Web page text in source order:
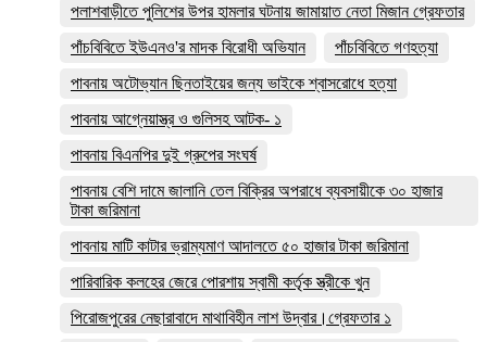
পলাশবাড়ীতে পুলিশের উপর হামলার ঘটনায় জামায়াত নেতা মিজান গ্রেফতার
পাঁচবিবিতে ইউএনও'র মাদক বিরোধী অভিযান
পাঁচবিবিতে গণহত্যা
পাবনায় অটোভ্যান ছিনতাইয়ের জন্য ভাইকে শ্বাসরোধে হত্যা
পাবনায় আগ্নেয়াস্ত্র ও গুলিসহ আটক- ১
পাবনায় বিএনপির দুই গ্রুপের সংঘর্ষ
পাবনায় বেশি দামে জালানি তেল বিক্রির অপরাধে ব্যবসায়ীকে ৩০ হাজার
টাকা জরিমানা
পাবনায় মাটি কাটার ভ্রাম্যমাণ আদালতে ৫০ হাজার টাকা জরিমানা
পারিবারিক কলহের জেরে পোরশায় স্বামী কর্তৃক স্ত্রীকে খুন
পিরোজপুরের নেছারাবাদে মাথাবিহীন লাশ উদ্বার।গ্রেফতার ১